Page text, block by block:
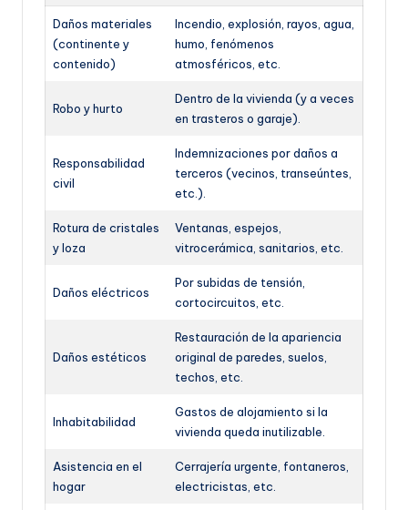
Daños materiales
(continente y
contenido)
Incendio, explosión, rayos, agua,
humo, fenómenos
atmosféricos, etc.
Robo y hurto
Dentro de la vivienda (y a veces
en trasteros o garaje).
Responsabilidad
civil
Indemnizaciones por daños a
terceros (vecinos, transeúntes,
etc.).
Rotura de cristales
y loza
Ventanas, espejos,
vitrocerámica, sanitarios, etc.
Daños eléctricos
Por subidas de tensión,
cortocircuitos, etc.
Daños estéticos
Restauración de la apariencia
original de paredes, suelos,
techos, etc.
Inhabitabilidad
Gastos de alojamiento si la
vivienda queda inutilizable.
Asistencia en el
hogar
Cerrajería urgente, fontaneros,
electricistas, etc.